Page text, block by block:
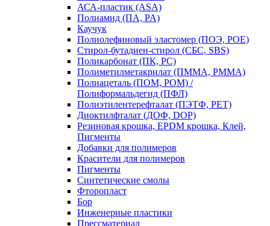
АСА-пластик (ASA)
Полиамид (ПА, PA)
Каучук
Полиолефиновый эластомер (ПОЭ, POE)
Стирол-бутадиен-стирол (СБС, SBS)
Поликарбонат (ПК, PC)
Полиметилметакрилат (ПММА, PMMA)
Полиацеталь (ПОМ, POM) /
Полиформальдегид (ПФЛ)
Полиэтилентерефталат (ПЭТФ, PET)
Диоктилфталат (ДОФ, DOP)
Резиновая крошка, EPDM крошка, Клей,
Пигменты
Добавки для полимеров
Красители для полимеров
Пигменты
Синтетические смолы
Фторопласт
Бор
Инженерные пластики
Прессматериал